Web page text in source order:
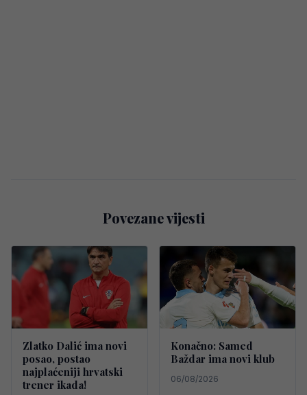
Povezane vijesti
Zlatko Dalić ima novi
posao, postao
najplaćeniji hrvatski
trener ikada!
Konačno: Samed
Baždar ima novi klub
06/08/2026